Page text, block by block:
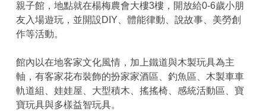
親子館，地點就在楊梅農會大樓3樓，開放給0-6歲小朋
友入場遊玩，並開設DIY、體能律動、說故事、美勞創
作等活動。
館內以在地客家文化風情，加上鐵道與木製玩具為主
軸，有客家花布裝飾的扮家家酒區、釣魚區、木製車車
軌道組、娃娃屋、大型積木、搖搖椅、感統活動區、寶
寶玩具與多樣益智玩具。